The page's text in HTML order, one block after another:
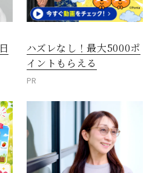
ハズレなし！最大5000ポ
イントもらえる
PR